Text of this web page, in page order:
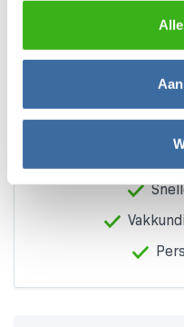
locatiegegevens,